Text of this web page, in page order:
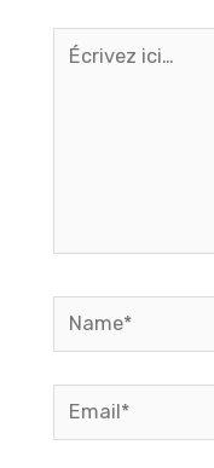
Écrivez
ici…
Name*
Email*